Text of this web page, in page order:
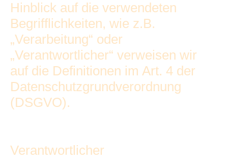
Hinblick auf die verwendeten
Begrifflichkeiten, wie z.B.
„Verarbeitung“ oder
„Verantwortlicher“ verweisen wir
auf die Definitionen im Art. 4 der
Datenschutzgrundverordnung
(DSGVO).
Verantwortlicher